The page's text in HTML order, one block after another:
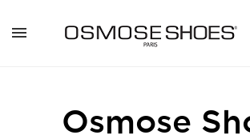
Osmose